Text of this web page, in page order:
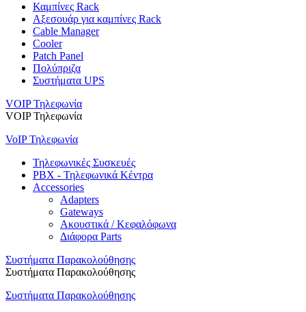
Καμπίνες Rack
Αξεσουάρ για καμπίνες Rack
Cable Manager
Cooler
Patch Panel
Πολύπριζα
Συστήματα UPS
VOIP Τηλεφωνία
VOIP Τηλεφωνία
VoIP Τηλεφωνία
Τηλεφωνικές Συσκευές
PBX - Τηλεφωνικά Κέντρα
Accessories
Adapters
Gateways
Ακουστικά / Κεφαλόφωνα
Διάφορα Parts
Συστήματα Παρακολούθησης
Συστήματα Παρακολούθησης
Συστήματα Παρακολούθησης